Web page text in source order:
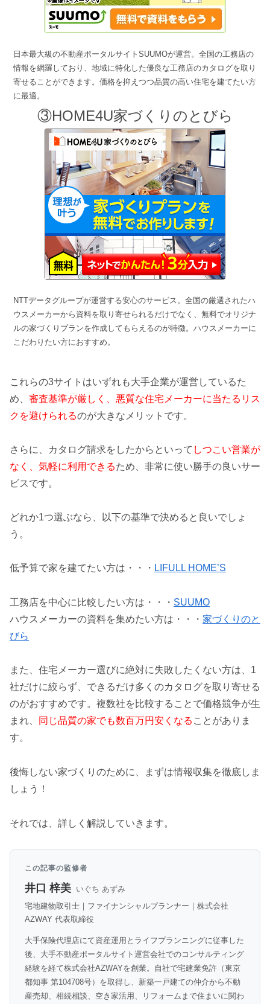
日本最大級の不動産ポータルサイトSUUMOが運営。全国の工務店の
情報を網羅しており、地域に特化した優良な工務店のカタログを取り
寄せることができます。価格を抑えつつ品質の高い住宅を建てたい方
に最適。
③HOME4U家づくりのとびら
NTTデータグループが運営する安心のサービス。全国の厳選されたハ
ウスメーカーから資料を取り寄せられるだけでなく、無料でオリジナ
ルの家づくりプランを作成してもらえるのが特徴。ハウスメーカーに
こだわりたい方におすすめ。
これらの3サイトはいずれも大手企業が運営しているた
め、 審査基準が厳しく、悪質な住宅メーカーに当たるリス
クを避けられるのが大きなメリットです。
さらに、カタログ請求をしたからといって しつこい営業が
なく、気軽に利用できるため、非常に使い勝手の良いサー
ビスです。
どれか1つ選ぶなら、以下の基準で決めると良いでしょ
う。
低予算で家を建てたい方は・・・ LIFULL HOME’S
工務店を中心に比較したい方は・・・ SUUMO
ハウスメーカーの資料を集めたい方は・・・ 家づくりのと
びら
また、住宅メーカー選びに絶対に失敗したくない方は、1
社だけに絞らず、できるだけ多くのカタログを取り寄せる
のがおすすめです。複数社を比較することで価格競争が生
まれ、
同じ品質の家でも数百万円安くなる ことがありま
す。
後悔しない家づくりのために、まずは情報収集を徹底しま
しょう！
それでは、詳しく解説していきます。
この記事の監修者
井口 梓美 いぐち あずみ
宅地建物取引士｜ファイナンシャルプランナー｜株式会社
AZWAY 代表取締役
大手保険代理店にて資産運用とライフプランニングに従事した
後、大手不動産ポータルサイト運営会社でのコンサルティング
経験を経て株式会社AZWAYを創業。自社で宅建業免許（東京
都知事 第104708号）を取得し、新築一戸建ての仲介から不動
産売却、相続相談、空き家活用、リフォームまで住まいに関わ